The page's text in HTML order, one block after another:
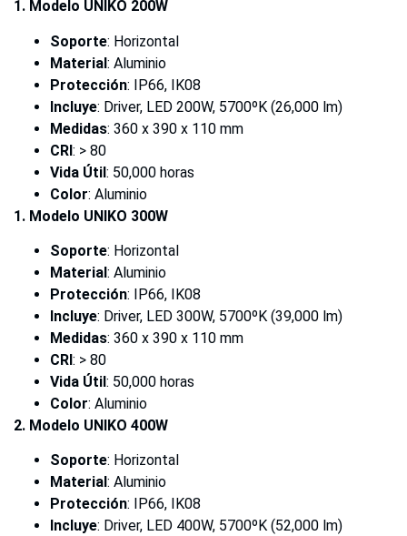
1. Modelo UNIKO 200W
Soporte: Horizontal
Material: Aluminio
Protección: IP66, IK08
Incluye: Driver, LED 200W, 5700ºK (26,000 lm)
Medidas: 360 x 390 x 110 mm
CRI: > 80
Vida Útil: 50,000 horas
Color: Aluminio
1. Modelo UNIKO 300W
Soporte: Horizontal
Material: Aluminio
Protección: IP66, IK08
Incluye: Driver, LED 300W, 5700ºK (39,000 lm)
Medidas: 360 x 390 x 110 mm
CRI: > 80
Vida Útil: 50,000 horas
Color: Aluminio
2. Modelo UNIKO 400W
Soporte: Horizontal
Material : Aluminio
Protección: IP66, IK08
Incluye: Driver, LED 400W, 5700ºK (52,000 lm)